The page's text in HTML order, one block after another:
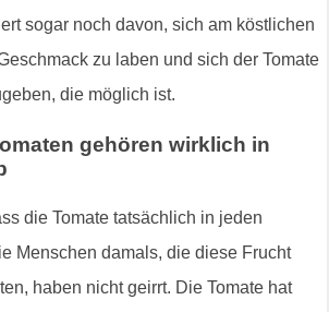
sogar noch davon, sich am köstlichen
zu laben und sich der Tomate
die möglich ist.
gehören wirklich in
die Tomate tatsächlich in jeden
Menschen damals, die diese Frucht
haben nicht geirrt. Die Tomate hat